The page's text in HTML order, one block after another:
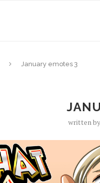
January emotes 3
written by